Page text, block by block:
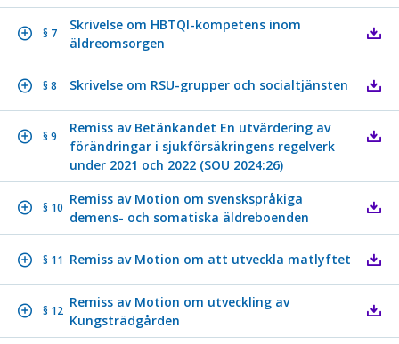
§ 7
Skrivelse om HBTQI-kompetens inom
äldreomsorgen
§ 8 Skrivelse om RSU-grupper och socialtjänsten
§ 9
Remiss av Betänkandet En utvärdering av
förändringar i sjukförsäkringens regelverk
under 2021 och 2022 (SOU 2024:26)
§ 10
Remiss av Motion om svenskspråkiga
demens- och somatiska äldreboenden
§ 11 Remiss av Motion om att utveckla matlyftet
§ 12
Remiss av Motion om utveckling av
Kungsträdgården